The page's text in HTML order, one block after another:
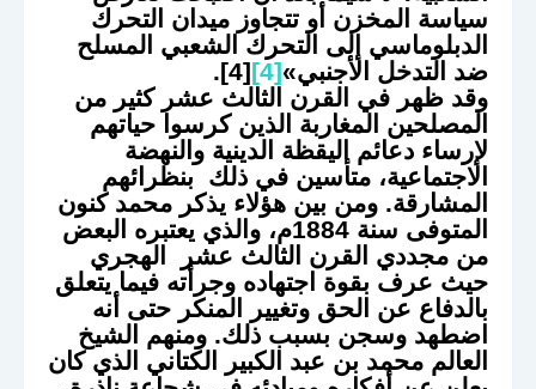
سياسة المخزن أو تتجاوز ميدان التحرك
الدبلوماسي إلى التحرك الشعبي المسلح
ضد التدخل الأجنبي»[4]
[4].
وقد ظهر في القرن الثالث عشر كثير من
المصلحين المغاربة الذين كرسوا حياتهم
لإرساء دعائم اليقظة الدينية والنهضة
الاجتماعية، متأسين في ذلك بنظرائهم
المشارقة. ومن بين هؤلاء يذكر محمد كنون
المتوفى سنة 1884م، والذي يعتبره البعض
من مجددي القرن الثالث عشر الهجري
حيث عرف بقوة اجتهاده وجرأته فيما يتعلق
بالدفاع عن الحق وتغيير المنكر حتى أنه
اضطهد وسجن بسبب ذلك. ومنهم الشيخ
العالم محمد بن عبد الكبير الكتاني الذي كان